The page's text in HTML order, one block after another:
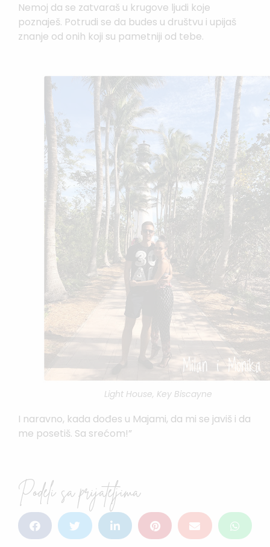
Nemoj da se zatvaraš u krugove ljudi koje
poznaješ. Potrudi se da budes u društvu i upijaš
znanje od onih koji su pametniji od tebe.
Light House, Key Biscayne
I naravno, kada dođes u Majami, da mi se javiš i da
me posetiš. Sa srećom!”
Podeli sa prijateljima